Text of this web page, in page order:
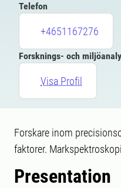
Telefon
+4651167276
Forsknings- och
Visa Profil
Forskare inom
faktorer.
Presentation